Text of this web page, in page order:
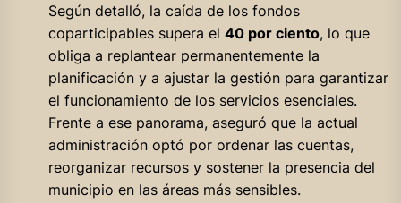
Según detalló, la caída de los fondos
coparticipables supera el 40 por ciento, lo que
obliga a replantear permanentemente la
planificación y a ajustar la gestión para garantizar
el funcionamiento de los servicios esenciales.
Frente a ese panorama, aseguró que la actual
administración optó por ordenar las cuentas,
reorganizar recursos y sostener la presencia del
municipio en las áreas más sensibles.